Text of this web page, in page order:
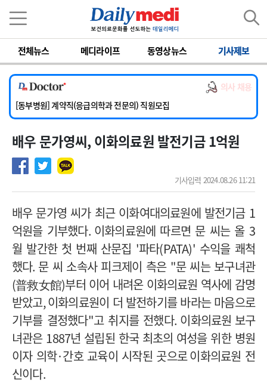
전체뉴스 메디라이프 동영상뉴스 기사제보
의사 채용
[서울아산병원] 2026년 하반기 인턴 모집
[영남대학교의료원] 마취통증의학과 임기제 임상의사 채용
[충남대학교병원] 소아청소년과(소아응급전담) 계약직 의사 공개채용
[동부병원] 계약직(응급의학과 전문의) 직원모집
[이대목동병원] 하반기 전공의(레지던트1년차) 모집
[서울아산병원] 2026년 하반기 인턴 모집
[영남대학교의료원] 마취통증의학과 임기제 임상의사 채용
배우 문가영씨, 이화의료원 발전기금 1억원
기사입력 2024.08.26 11:21
배우 문가영 씨가 최근 이화여대의료원에 발전기금 1
억원을 기부했다. 이화의료원에 따르면 문 씨는 올 3
월 발간한 첫 번째 산문집 '파타(PATA)' 수익을 쾌척
했다. 문 씨 소속사 피크제이 측은 "문 씨는 보구녀관
(普救女館)부터 이어 내려온 이화의료원 역사에 감명
받았고,이화의료원이 더 발전하기를 바라는 마음으로
기부를 결정했다"고 취지를 전했다. 이화의료원 보구
녀관은 1887년 설립된 한국 최초의 여성을 위한 병원
이자 의학·간호 교육이 시작된 곳으로이화의료원 전
신이다.